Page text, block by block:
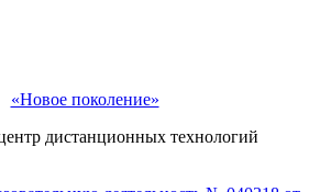
«Новое поколение»
дистанционных технологий